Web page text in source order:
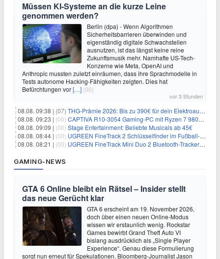
Müssen KI-Systeme an die kurze Leine
genommen werden?
Berlin (dpa) - Wenn Algorithmen
Sicherheitsbarrieren überwinden und
eigenständig digitale Schwachstellen
ausnutzen, ist das längst keine reine
Zukunftsmusik mehr. Namhafte US-Tech-
Konzerne wie Meta, OpenAI und
Anthropic mussten zuletzt einräumen, dass ihre Sprachmodelle in
Tests autonome Hacking-Fähigkeiten zeigten. Dies hat
Befürchtungen vor[…] (00)
vor 3 Stunden
08.08. 09:38 | (07) THG-Prämie 2026: Bis zu 390€ für dein Elektroauto mit geld-fuer-eAuto.de
08.08. 09:23 | (00) CAPTIVA R10-3054 Gaming-PC mit Ryzen 7 9800X3D und RTX 5080 für 2.599€
08.08. 09:09 | (00) Stage Entertainment: Beliebte Musicals ab 45€
08.08. 08:44 | (00) UGREEN FineTrack 2 Schlüsselfinder im Fußball-Design für 10,98€
08.08. 08:21 | (00) UGREEN FineTrack Mini Duo 2 Bluetooth-Tracker 4er-Pack für 28,99€
GAMING-NEWS
GTA 6 Online bleibt ein Rätsel – Insider stellt
das neue Gerücht klar
GTA 6 erscheint am 19. November 2026,
doch über einen neuen Online-Modus
wissen wir erstaunlich wenig. Rockstar
Games bewirbt Grand Theft Auto VI
bislang ausdrücklich als „Single Player
Experience“. Genau diese Formulierung
sorgt nun erneut für Spekulationen. Bloomberg-Journalist Jason